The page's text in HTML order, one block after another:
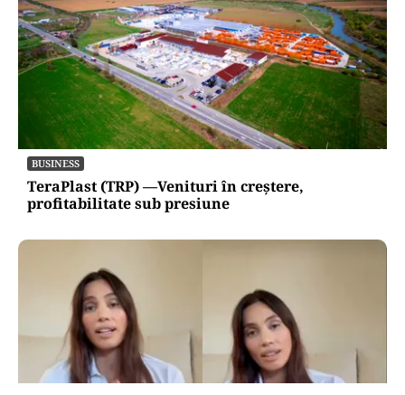
BUSINESS
TeraPlast (TRP) —Venituri în creștere,
profitabilitate sub presiune